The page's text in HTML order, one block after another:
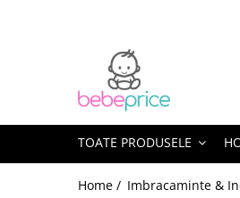
Toate Produsele
Centuri abdominale postnatale
Sutiene pentru alaptare
Costume de baie
Lenjerii patut & Paturici
TOATE PRODUSELE
Home / Imbracaminte &